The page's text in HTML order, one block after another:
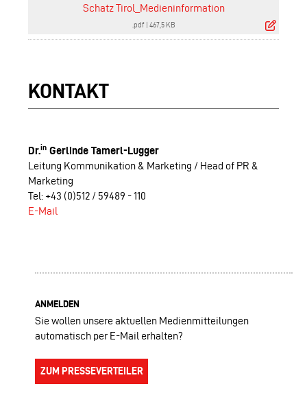
Schatz Tirol_Medieninformation
.pdf| 467,5 KB
KONTAKT
Dr.in Gerlinde Tamerl-Lugger
Leitung Kommunikation & Marketing / Head of PR &
Marketing
Tel: +43 (0)512 / 59489 - 110
E-Mail
ANMELDEN
Sie wollen unsere aktuellen Medienmitteilungen
automatisch per E-Mail erhalten?
ZUM PRESSEVERTEILER